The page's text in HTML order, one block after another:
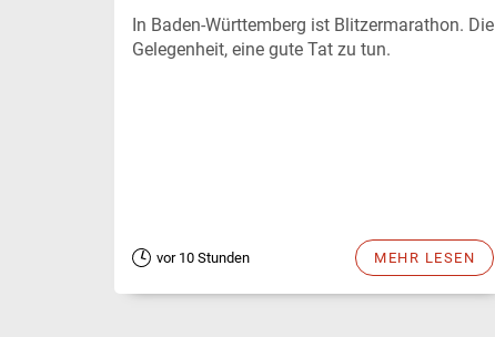
In Baden-Württemberg ist Blitzermarathon. Die
Gelegenheit, eine gute Tat zu tun.
vor 10 Stunden MEHR LESEN